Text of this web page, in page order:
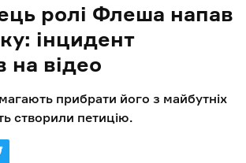
ролі Флеша напав
інцидент
на відео
прибрати його з майбутніх
створили петицію.